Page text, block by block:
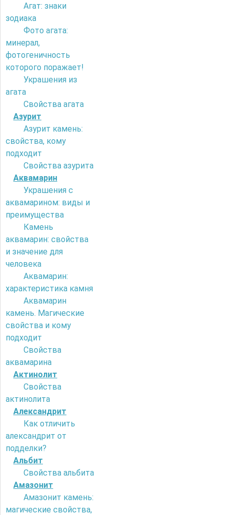
Агат: знаки
зодиака
Фото агата:
минерал,
фотогеничность
которого поражает!
Украшения из
агата
Свойства агата
Азурит
Азурит камень:
свойства, кому
подходит
Свойства азурита
Аквамарин
Украшения с
аквамарином: виды и
преимущества
Камень
аквамарин: свойства
и значение для
человека
Аквамарин:
характеристика камня
Аквамарин
камень. Магические
свойства и кому
подходит
Свойства
аквамарина
Актинолит
Свойства
актинолита
Александрит
Как отличить
александрит от
подделки?
Альбит
Свойства альбита
Амазонит
Амазонит камень:
магические свойства,